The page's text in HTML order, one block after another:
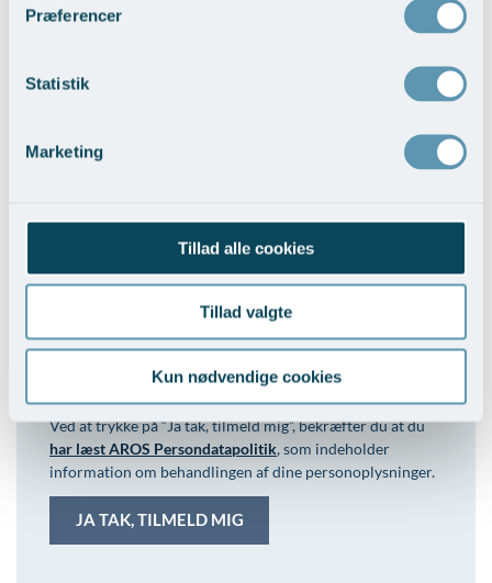
Præferencer
Statistik
Marketing
Tillad alle cookies
Tillad valgte
Kun nødvendige cookies
Tilmeld dig nyhedsbrev
Vil du vide mere om vores behandlinger, nye tiltag, nye
specialer og behandlingstyper samt om den spændende
Ved at trykke på “Ja tak, tilmeld mig”, bekræfter du at du
har læst AROS Persondatapolitik, som indeholder
information om behandlingen af dine personoplysninger.